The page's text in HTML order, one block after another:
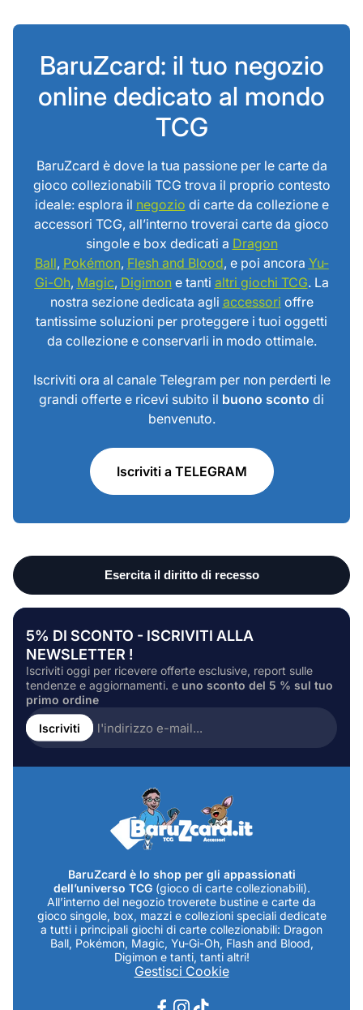
BaruZcard: il tuo negozio
online dedicato al mondo
TCG
BaruZcard è dove la tua passione per le carte da
gioco collezionabili TCG trova il proprio contesto
ideale: esplora il negozio di carte da collezione e
accessori TCG, all’interno troverai carte da gioco
singole e box dedicati a Dragon
Ball, Pokémon, Flesh and Blood, e poi ancora Yu-
Gi-Oh, Magic, Digimone tanti altri giochi TCG. La
nostra sezione dedicata agli accessori offre
tantissime soluzioni per proteggere i tuoi oggetti
da collezione e conservarli in modo ottimale.
Iscriviti ora al canale Telegram per non perderti le
grandi offerte e ricevi subito il buono sconto di
benvenuto.
Iscriviti a TELEGRAM
5% DI SCONTO - ISCRIVITI ALLA
NEWSLETTER !
Iscriviti oggi per ricevere offerte esclusive, report sulle
tendenze e aggiornamenti. e uno sconto del 5 % sul tuo
primo ordine
Inserire
l'indirizzo
e-
Iscriviti
BaruZcard è lo shop per gli appassionati
dell’universo TCG (gioco di carte collezionabili).
All’interno del negozio troverete bustine e carte da
gioco singole, box, mazzi e collezioni speciali dedicate
a tutti i principali giochi di carte collezionabili: Dragon
Ball, Pokémon, Magic, Yu-Gi-Oh, Flash and Blood,
Digimon e tanti, tanti altri!
Gestisci Cookie